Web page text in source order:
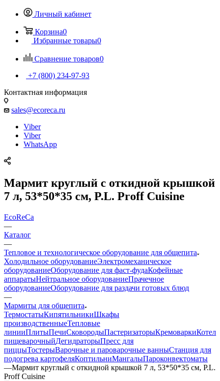
Личный кабинет
Корзина0
Избранные товары0
Сравнение товаров0
+7 (800) 234-97-93
Контактная информация
sales@ecoreca.ru
Viber
Viber
WhatsApp
Мармит круглый с откидной крышкой
7 л, 53*50*35 см, P.L. Proff Cuisine
EcoReCa
—
Каталог
—
Тепловое и технологическое оборудование для общепита
Холодильное оборудованиеЭлектромеханическое
оборудованиеОборудование для фаст-фудаКофейные
аппаратыНейтральное оборудованиеПрачечное
оборудованиеОборудование для раздачи готовых блюд
—
Мармиты для общепита
ТермостатыКипятильникиШкафы
производственныеТепловые
линииПлитыПечиСковородыПастеризаторыКремоваркиКотел
пищеварочныйДегидраторыПресс для
пиццыТостерыВарочные и пароварочные ванныСтанция для
подогрева картофеляКоптильниМангалыПароконвектоматы
—Мармит круглый с откидной крышкой 7 л, 53*50*35 см, P.L.
Proff Cuisine